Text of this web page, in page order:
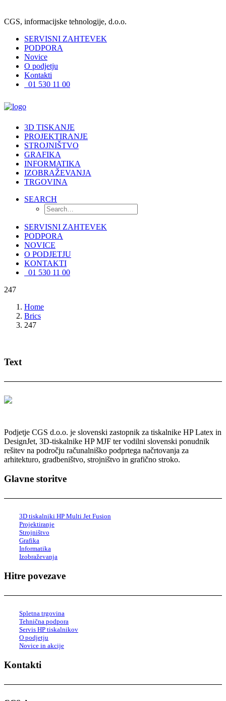
CGS, informacijske tehnologije, d.o.o.
SERVISNI ZAHTEVEK
PODPORA
Novice
O podjetju
Kontakti
01 530 11 00
3D TISKANJE
PROJEKTIRANJE
STROJNIŠTVO
GRAFIKA
INFORMATIKA
IZOBRAŽEVANJA
TRGOVINA
SEARCH
SERVISNI ZAHTEVEK
PODPORA
NOVICE
O PODJETJU
KONTAKTI
01 530 11 00
247
Home
Brics
247
Text
Podjetje CGS d.o.o. je slovenski zastopnik za tiskalnike HP Latex in
DesignJet, 3D-tiskalnike HP MJF ter vodilni slovenski ponudnik
rešitev na področju računalniško podprtega načrtovanja za
arhitekturo, gradbeništvo, strojništvo in grafično stroko.
Glavne storitve
3D tiskalniki HP Multi Jet Fusion
Projektiranje
Strojništvo
Grafika
Informatika
Izobraževanja
Hitre povezave
Spletna trgovina
Tehnična podpora
Servis HP tiskalnikov
O podjetju
Novice in akcije
Kontakti